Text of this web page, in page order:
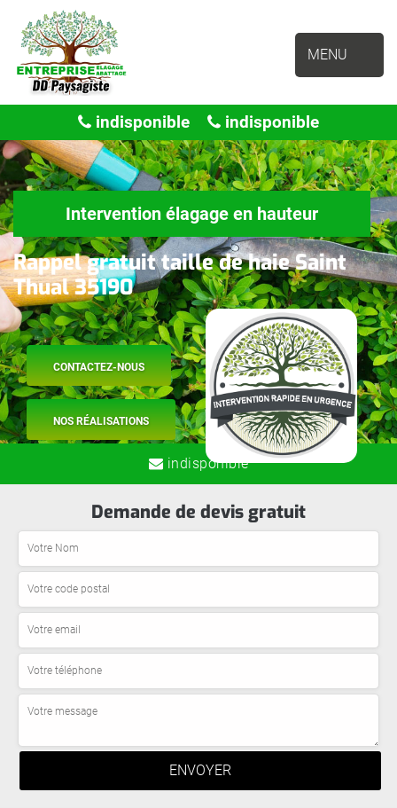
MENU
indisponible indisponible
Intervention élagage en hauteur
Rappel gratuit taille de haie Saint
Thual 35190
CONTACTEZ-NOUS
NOS RÉALISATIONS
indisponible
Demande de devis gratuit